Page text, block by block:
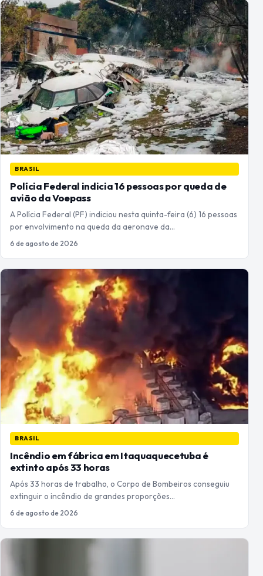
BRASIL
Polícia Federal indicia 16 pessoas por queda de
avião da Voepass
A Polícia Federal (PF) indiciou nesta quinta-feira (6) 16 pessoas
por envolvimento na queda da aeronave da…
6 de agosto de 2026
BRASIL
Incêndio em fábrica em Itaquaquecetuba é
extinto após 33 horas
Após 33 horas de trabalho, o Corpo de Bombeiros conseguiu
extinguir o incêndio de grandes proporções…
6 de agosto de 2026